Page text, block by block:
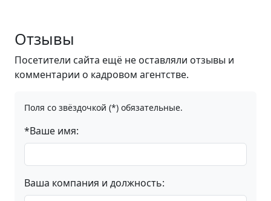
Отзывы
Посетители сайта ещё не оставляли отзывы и
комментарии о кадровом агентстве.
Поля со звёздочкой (*) обязательные.
*Ваше имя:
Ваша компания и должность: